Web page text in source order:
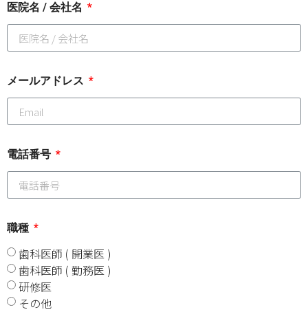
医院名 / 会社名
メールアドレス
電話番号
職種
歯科医師 ( 開業医 )
歯科医師 ( 勤務医 )
研修医
その他